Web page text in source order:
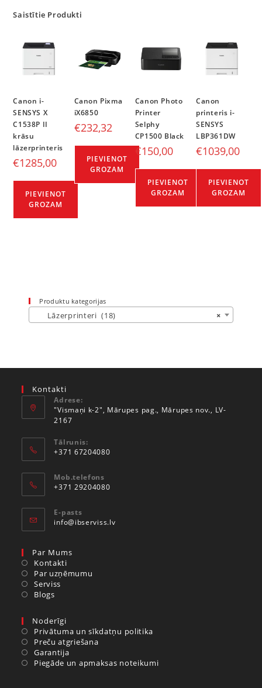
Saistītie Produkti
Canon i-
SENSYS X
C1538P II
krāsu
lāzerprinteris
€1285,00
PIEVIENOT
GROZAM
Canon Pixma
iX6850
€232,32
PIEVIENOT
GROZAM
Canon Photo
Printer
Selphy
CP1500 Black
€150,00
PIEVIENOT
GROZAM
Canon
printeris i-
SENSYS
LBP361DW
€1039,00
PIEVIENOT
GROZAM
Produktu kategorijas
×
Lāzerprinteri (18)
Kontakti
Adrese:
"Vismaņi k-2", Mārupes pag., Mārupes nov., LV-
2167
Tālrunis:
+371 67204080
Mob.telefons
+371 29204080
E-pasts
info@ibserviss.lv
Par Mums
Kontakti
Par uzņēmumu
Serviss
Blogs
Noderīgi
Privātuma un sīkdatņu politika
Preču atgriešana
Garantija
Piegāde un apmaksas noteikumi